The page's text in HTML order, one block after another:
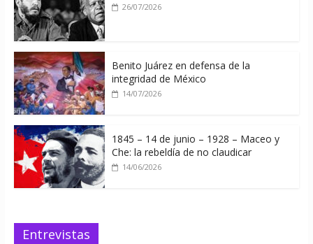
26/07/2026
Benito Juárez en defensa de la
integridad de México
14/07/2026
1845 – 14 de junio – 1928 – Maceo y
Che: la rebeldía de no claudicar
14/06/2026
Entrevistas